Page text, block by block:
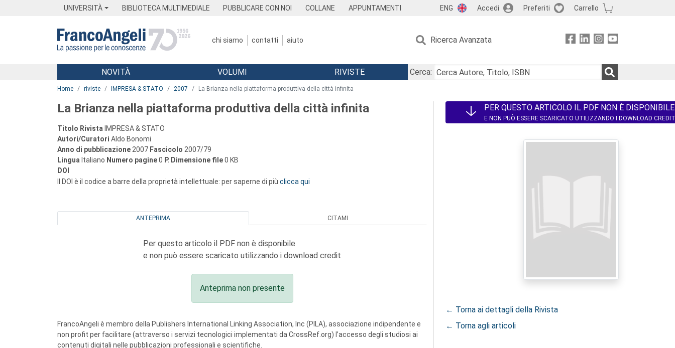
UNIVERSITÀ BIBLIOTECA MULTIMEDIALE PUBBLICARE CON NOI COLLANE APPUNTAMENTI ENG Accedi Preferiti Carrello
chi siamo contatti aiuto Ricerca Avanzata
Menu
NOVITÀ VOLUMI RIVISTE
Cerca:
Home riviste IMPRESA & STATO 2007 La Brianza nella piattaforma produttiva della città infinita
La Brianza nella piattaforma produttiva della città infinita
Titolo Rivista IMPRESA & STATO
Autori/Curatori Aldo Bonomi
Anno di pubblicazione 2007 Fascicolo 2007/79
Lingua Italiano Numero pagine0 P. Dimensione file0 KB
DOI
Il DOI è il codice a barre della proprietà intellettuale: per saperne di più clicca qui
ANTEPRIMA CITAMI
Per questo articolo il PDF non è disponibile
e non può essere scaricato utilizzando i download credit
Anteprima non presente
FrancoAngeli è membro della Publishers International Linking Association, Inc (PILA), associazione indipendente e
non profit per facilitare (attraverso i servizi tecnologici implementati da CrossRef.org) l’accesso degli studiosi ai
contenuti digitali nelle pubblicazioni professionali e scientifiche.
PER QUESTO ARTICOLO IL PDF NON È DISPONIBILE
E NON PUÒ ESSERE SCARICATO UTILIZZANDO I DOWNLOAD CREDIT
← Torna ai dettagli della Rivista
← Torna agli articoli